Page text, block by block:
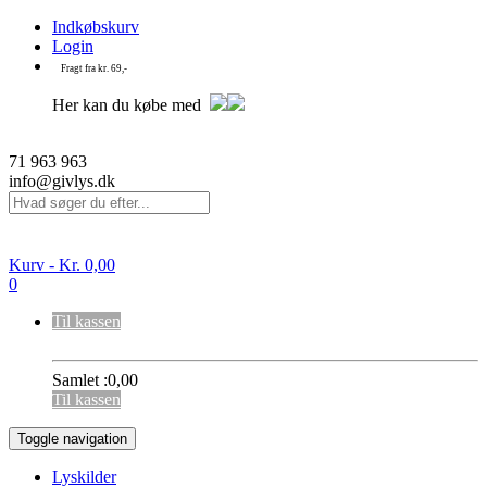
Indkøbskurv
Login
Fragt fra kr. 69,-
Her kan du købe med
71 963 963
info@givlys.dk
Kurv - Kr. 0,00
0
Til kassen
Samlet :0,00
Til kassen
Toggle navigation
Lyskilder